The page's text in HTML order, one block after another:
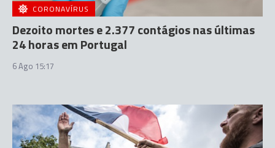
CORONAVÍRUS
Dezoito mortes e 2.377 contágios nas últimas
24 horas em Portugal
6 Ago 15:17